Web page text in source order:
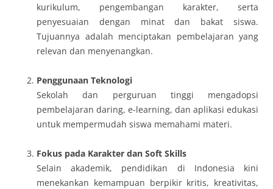
kurikulum, pengembangan karakter, serta
penyesuaian dengan minat dan bakat siswa.
Tujuannya adalah menciptakan pembelajaran yang
relevan dan menyenangkan.
Penggunaan Teknologi
Sekolah dan perguruan tinggi mengadopsi
pembelajaran daring, e-learning, dan aplikasi edukasi
untuk mempermudah siswa memahami materi.
Fokus pada Karakter dan Soft Skills
Selain akademik, pendidikan di Indonesia kini
menekankan kemampuan berpikir kritis, kreativitas,